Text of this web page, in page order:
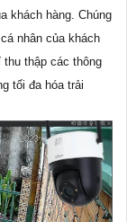
khách hàng. Chúng
nhân của khách
thu thập các thông
tối đa hóa trải